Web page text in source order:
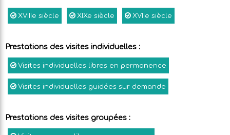
XVIIIe siècle XIXe siècle XVIIe siècle
Prestations des visites individuelles :
Visites individuelles libres en permanence
Visites individuelles guidées sur demande
Prestations des visites groupées :